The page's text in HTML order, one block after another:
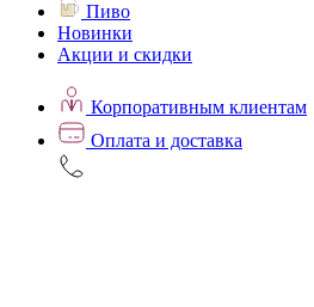
Пиво
Новинки
Акции и скидки
Корпоративным клиентам
Оплата и доставка